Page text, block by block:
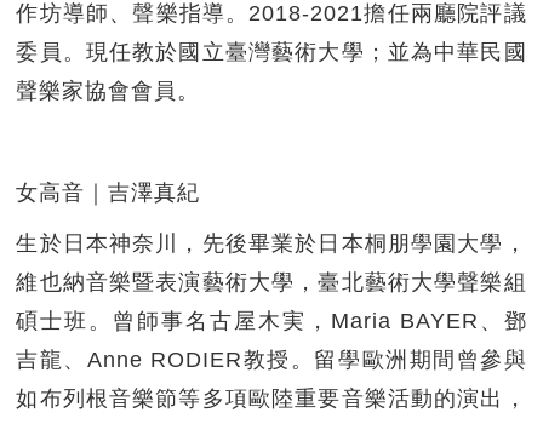
作坊導師、聲樂指導。2018-2021擔任兩廳院評議
委員。現任教於國立臺灣藝術大學；並為中華民國
聲樂家協會會員。
女高音｜吉澤真紀
生於日本神奈川，先後畢業於日本桐朋學園大學，
維也納音樂暨表演藝術大學，臺北藝術大學聲樂組
碩士班。曾師事名古屋木実，Maria BAYER、鄧
吉龍、Anne RODIER教授。留學歐洲期間曾參與
如布列根音樂節等多項歐陸重要音樂活動的演出，